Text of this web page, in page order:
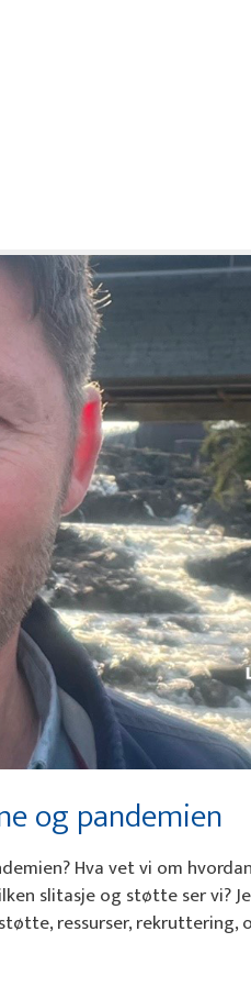
og pandemien
Hva vet vi om
slitasje og støtte ser vi?
ressurser, rekruttering,